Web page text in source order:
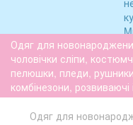
Одяг для
чоловічки сліпи,
пелюшки, пледи,
комбінезони, розвиваючі
Одяг для